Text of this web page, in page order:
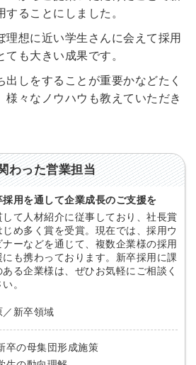
ることにしました。
理想に近い学生さんに会えて採用
も大きい成果です。
出しをすることが重要かなどたく
様々なノウハウも教えていただき
わった営業担当
採用を通して企業成長のご支援を
して人材紹介に従事しており、社長賞
じめ多く賞を受賞。現在では、採用ウ
ナーなどを通じて、複数企業様の採用
にも携わっております。新卒採用に課
ある企業様は、ぜひお気軽にご相談く
。
／新卒領域
卒の母集団形成施策